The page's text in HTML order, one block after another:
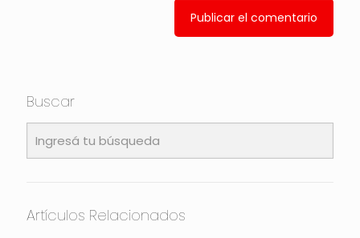
Buscar
Artículos Relacionados